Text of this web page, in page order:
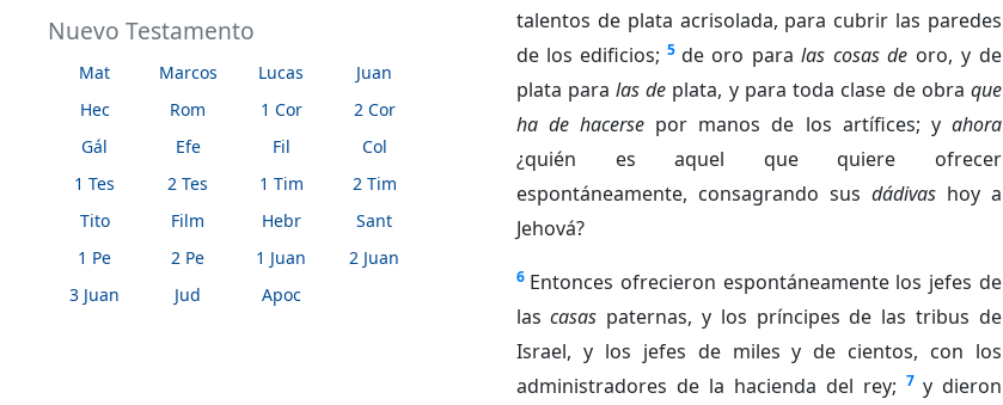
Nuevo Testamento
Mat Marcos Lucas
Juan
Hec
Rom 1 Cor
2 Cor
Gál
Efe Fil
Col
1 Tes
2 Tes 1 Tim
2 Tim
Tito
Film Hebr
Sant
1 Pe
2 Pe 1 Juan
2 Juan
3 Juan
Jud Apoc
talentos de plata acrisolada, para cubrir las paredes
de los edificios; 5 de oro para las cosas de oro, y de
plata para las de plata, y para toda clase de obra que
ha de hacerse por manos de los artífices; y ahora
¿quién es aquel que quiere ofrecer
espontáneamente, consagrando sus dádivas hoy a
Jehová?
6 Entonces ofrecieron espontáneamente los jefes de
las casas paternas, y los príncipes de las tribus de
Israel, y los jefes de miles y de cientos, con los
administradores de la hacienda del rey; 7 y dieron